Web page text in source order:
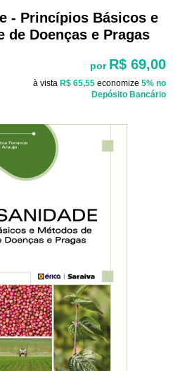
- Princípios Básicos e
de Doenças e Pragas
por R$ 69,00
à vista R$ 65,55 economize 5% no
Depósito Bancário